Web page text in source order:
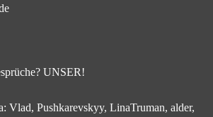
UNSER!
Vlad, Pushkarevskyy, LinaTruman, alder,